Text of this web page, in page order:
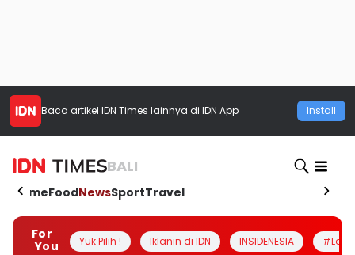
Baca artikel IDN Times lainnya di IDN App Install
BALI
HomeFoodNewsSportTravel
For
You
Yuk Pilih ! Iklanin di IDN INSIDENESIA